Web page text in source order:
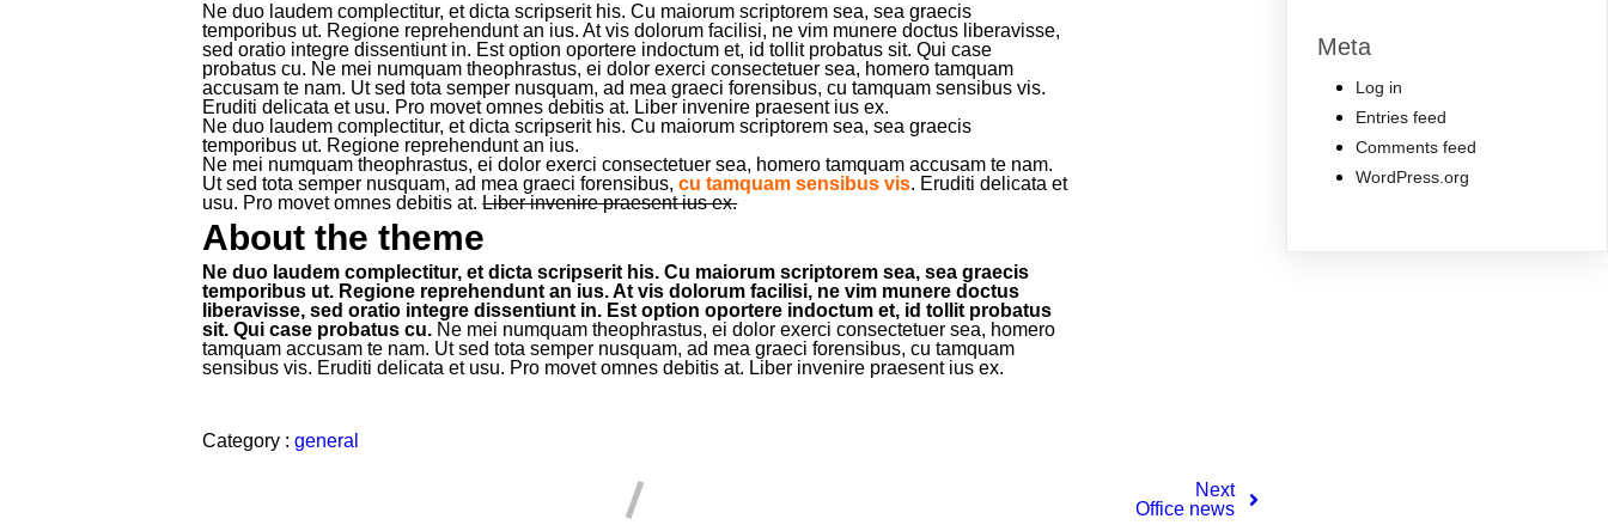
Ne duo laudem complectitur, et dicta scripserit his. Cu maiorum scriptorem sea, sea graecis
temporibus ut. Regione reprehendunt an ius. At vis dolorum facilisi, ne vim munere doctus liberavisse,
sed oratio integre dissentiunt in. Est option oportere indoctum et, id tollit probatus sit. Qui case
probatus cu. Ne mei numquam theophrastus, ei dolor exerci consectetuer sea, homero tamquam
accusam te nam. Ut sed tota semper nusquam, ad mea graeci forensibus, cu tamquam sensibus vis.
Eruditi delicata et usu. Pro movet omnes debitis at. Liber invenire praesent ius ex.
Ne duo laudem complectitur, et dicta scripserit his. Cu maiorum scriptorem sea, sea graecis
temporibus ut. Regione reprehendunt an ius.
Ne mei numquam theophrastus, ei dolor exerci consectetuer sea, homero tamquam accusam te nam.
Ut sed tota semper nusquam, ad mea graeci forensibus, cu tamquam sensibus vis. Eruditi delicata et
usu. Pro movet omnes debitis at.Liber invenire praesent ius ex.
About the theme
Ne duo laudem complectitur, et dicta scripserit his. Cu maiorum scriptorem sea, sea graecis
temporibus ut. Regione reprehendunt an ius. At vis dolorum facilisi, ne vim munere doctus
liberavisse, sed oratio integre dissentiunt in. Est option oportere indoctum et, id tollit probatus
sit. Qui case probatus cu. Ne mei numquam theophrastus, ei dolor exerci consectetuer sea, homero
tamquam accusam te nam. Ut sed tota semper nusquam, ad mea graeci forensibus, cu tamquam
sensibus vis. Eruditi delicata et usu. Pro movet omnes debitis at. Liber invenire praesent ius ex.
Category : general
Next
Office news
Meta
Log in
Entries feed
Comments feed
WordPress.org